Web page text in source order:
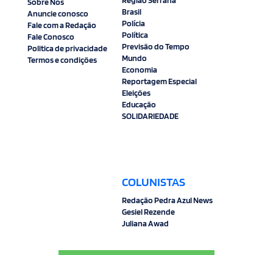
Anuncie conosco
Fale com a Redação
Fale Conosco
Politica de privacidade
Termos e condições
Brasil
Polícia
Política
Previsão do Tempo
Mundo
Economia
Reportagem Especial
Eleições
Educação
SOLIDARIEDADE
COLUNISTAS
Redação Pedra Azul News
Gesiel Rezende
Juliana Awad